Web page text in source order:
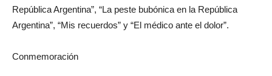
República Argentina”, “La peste bubónica en la República
Argentina”, “Mis recuerdos” y “El médico ante el dolor”.
Conmemoración